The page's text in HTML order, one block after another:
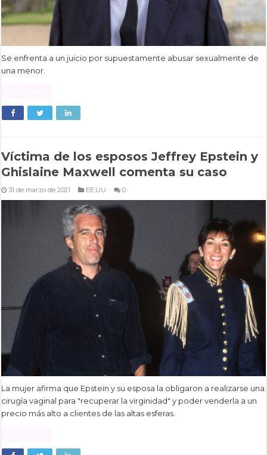
Se enfrenta a un juicio por supuestamente abusar sexualmente de
una menor.
Víctima de los esposos Jeffrey Epstein y
Ghislaine Maxwell comenta su caso
31 de marzo de 2021 EE.UU 0
La mujer afirma que Epstein y su esposa la obligaron a realizarse una
cirugía vaginal para "recuperar la virginidad" y poder venderla a un
precio más alto a clientes de las altas esferas.